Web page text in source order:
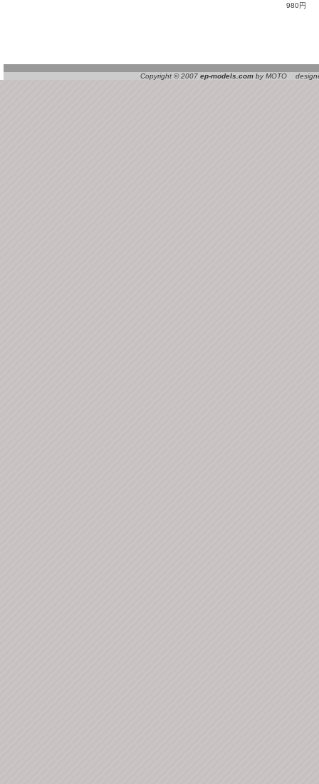
980円
Copyright © 2007 ep-models.com by MOTO